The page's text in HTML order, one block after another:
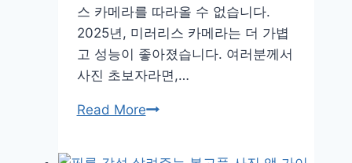
스 카메라를 따라올 수 없습니다.
2025년, 미러리스 카메라는 더 가볍
고 성능이 좋아졌습니다. 여러분께서
사진 초보자라면,…
Read More초